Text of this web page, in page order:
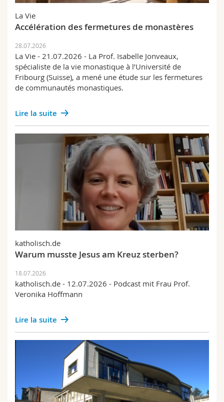
MyUnifr
La Vie
Accélération des fermetures de monastères
28.07.2026
La Vie - 21.07.2026 - La Prof. Isabelle Jonveaux,
spécialiste de la vie monastique à l’Université de
Fribourg (Suisse), a mené une étude sur les fermetures
de communautés monastiques.
Lire la suite
katholisch.de
Warum musste Jesus am Kreuz sterben?
18.07.2026
katholisch.de - 12.07.2026 - Podcast mit Frau Prof.
Veronika Hoffmann
Lire la suite